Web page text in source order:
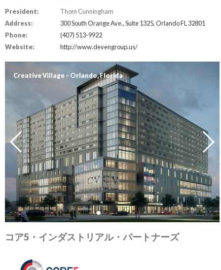
President:
Thom Cunningham
Address:
300 South Orange Ave., Suite 1325, Orlando FL 32801
Phone:
(407) 513-9922
Website:
http://www.devengroup.us/
Creative Village – Orlando, Florida
コア5・インダストリアル・パートナーズ